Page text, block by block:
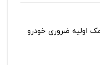
اولیه ضروری خودرو